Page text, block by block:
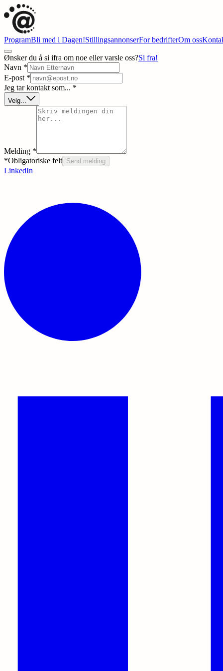
ProgramBli med i Dagen!StillingsannonserFor bedrifterOm oss
Ønsker du å si ifra om noe eller varsle oss?Si fra!
Navn *
E-post *
Jeg tar kontakt som... *
Velg...
Melding *
*Obligatoriske felt Send melding
LinkedIn